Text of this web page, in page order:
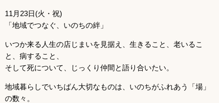
11月23日(火・祝)
「地域でつなぐ、いのちの絆」
いつか来る人生の店じまいを見据え、生きること、老いるこ
と、病すること、
そして死について、じっくり仲間と語り合いたい。
地域暮らしでいちばん大切なものは、いのちがふれあう「場」
の数々。